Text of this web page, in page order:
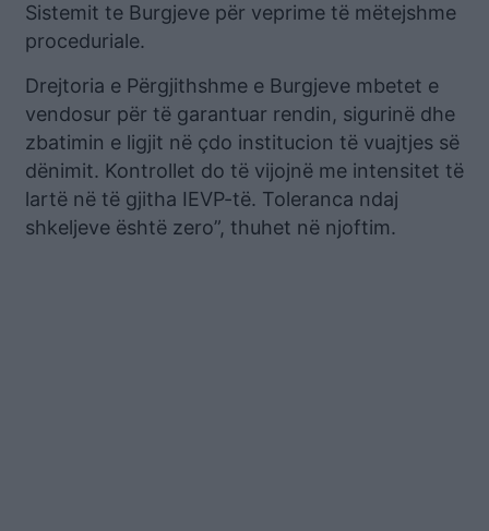
Sistemit te Burgjeve për veprime të mëtejshme
proceduriale.
Drejtoria e Përgjithshme e Burgjeve mbetet e
vendosur për të garantuar rendin, sigurinë dhe
zbatimin e ligjit në çdo institucion të vuajtjes së
dënimit. Kontrollet do të vijojnë me intensitet të
lartë në të gjitha IEVP-të. Toleranca ndaj
shkeljeve është zero”, thuhet në njoftim.